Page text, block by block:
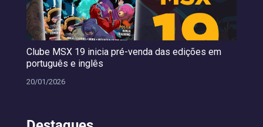
Clube MSX 19 inicia pré-venda das edições em
português e inglês
20/01/2026